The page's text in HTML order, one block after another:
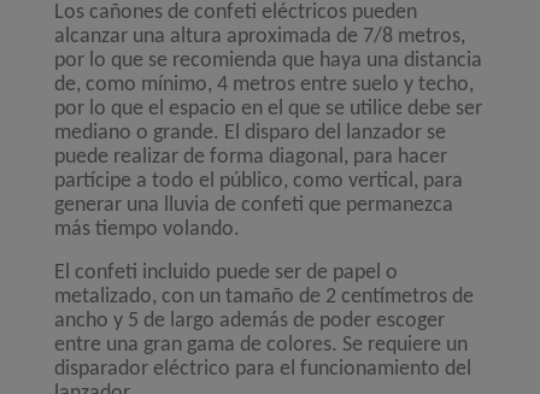
Los cañones de confeti eléctricos pueden
alcanzar una altura aproximada de 7/8 metros,
por lo que se recomienda que haya una distancia
de, como mínimo, 4 metros entre suelo y techo,
por lo que el espacio en el que se utilice debe ser
mediano o grande. El disparo del lanzador se
puede realizar de forma diagonal, para hacer
partícipe a todo el público, como vertical, para
generar una lluvia de confeti que permanezca
más tiempo volando.
El confeti incluido puede ser de papel o
metalizado, con un tamaño de 2 centímetros de
ancho y 5 de largo además de poder escoger
entre una gran gama de colores. Se requiere un
disparador eléctrico para el funcionamiento del